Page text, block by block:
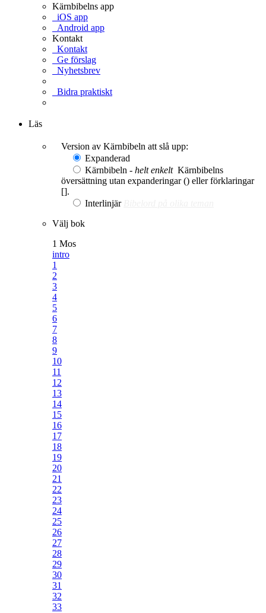
Kärnbibelns app
iOS app
Android app
Kontakt
Kontakt
Ge förslag
Nyhetsbrev
Bidra praktiskt
Läs
Version av Kärnbibeln att slå upp:
Expanderad
Kärnbibeln - helt enkelt Kärnbibelns
översättning utan expanderingar () eller förklaringar
[].
Interlinjär
Välj bok
1 Mos
intro
1
2
3
4
5
6
7
8
9
10
11
12
13
14
15
16
17
18
19
20
21
22
23
24
25
26
27
28
29
30
31
32
33